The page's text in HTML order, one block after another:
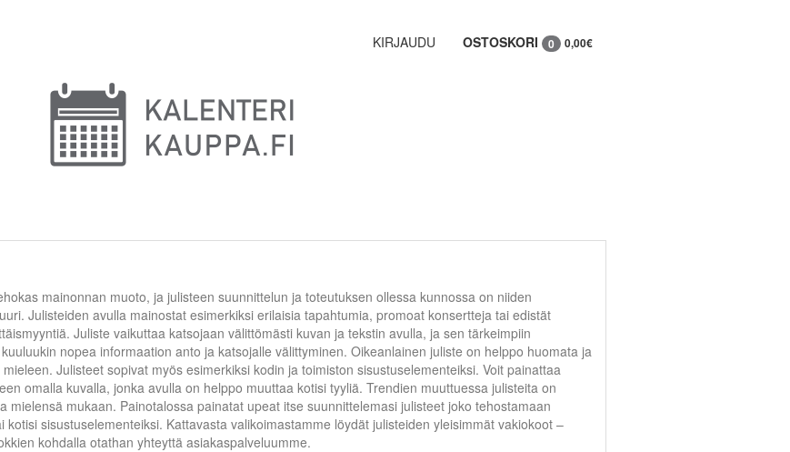
KIRJAUDU OSTOSKORI 0 0,00€
mainonnan muoto, ja julisteen suunnittelun ja toteutuksen ollessa kunnossa on niiden
Julisteiden avulla mainostat esimerkiksi erilaisia tapahtumia, promoat konsertteja tai edistät
Juliste vaikuttaa katsojaan välittömästi kuvan ja tekstin avulla, ja sen tärkeimpiin
nopea informaation anto ja katsojalle välittyminen. Oikeanlainen juliste on helppo huomata ja
Julisteet sopivat myös esimerkiksi kodin ja toimiston sisustuselementeiksi. Voit painattaa
omalla kuvalla, jonka avulla on helppo muuttaa kotisi tyyliä. Trendien muuttuessa julisteita on
mielensä mukaan. Painotalossa painatat upeat itse suunnittelemasi julisteet joko tehostamaan
kotisi sisustuselementeiksi. Kattavasta valikoimastamme löydät julisteiden yleisimmät vakiokoot –
kohdalla otathan yhteyttä asiakaspalveluumme.